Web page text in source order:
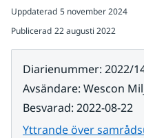
Uppdaterad 5 november 2024
Publicerad 22 augusti 2022
Diarienummer: 2022/
Avsändare: Wescon
Besvarad: 2022-08-22
Yttrande över